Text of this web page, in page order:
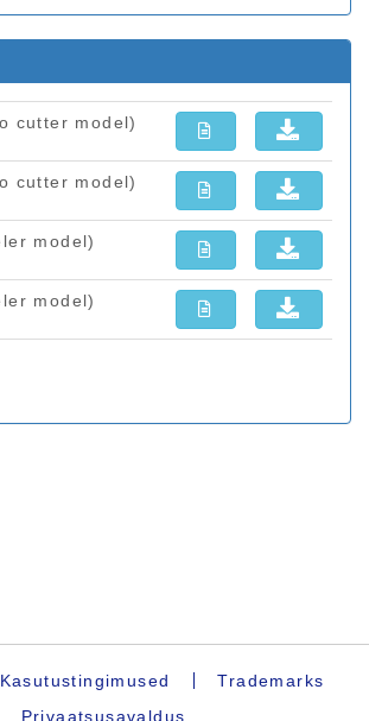
Kasutustingimused
Trademarks
Privaatsusavaldus